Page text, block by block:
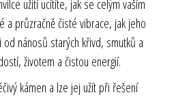
užití ucítíte, jak se celým vaším
a průzračně čisté vibrace, jak jeho
nánosů starých křivd, smutků a
životem a čistou energií.
kámen a lze jej užít při řešení